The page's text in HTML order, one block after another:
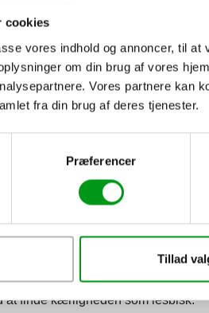
cookies
vores indhold og annoncer, til
om din brug af vores
Vores partnere kan
fra din brug af deres tjenester.
Præferencer
Tillad
over hovedet af udelt
danskere brugere, som man
Single.dk, hvor
let vil kunne isolere de lesbiske
at også en række af de mest
at finde kærligheden som lesbisk.